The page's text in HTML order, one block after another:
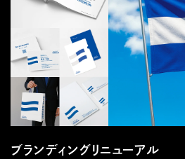
MOVIE
GRAPHIC
PRODUCT
WORKSHOP
ブランディングリニューアル